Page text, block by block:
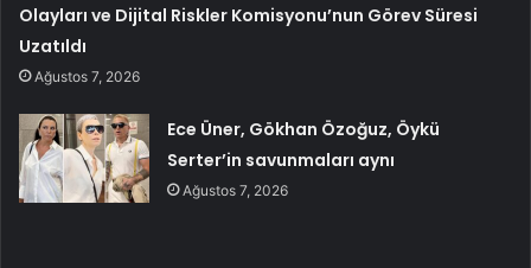
Olayları ve Dijital Riskler Komisyonu’nun Görev Süresi
Uzatıldı
Ağustos 7, 2026
Ece Üner, Gökhan Özoğuz, Öykü
Serter’in savunmaları aynı
Ağustos 7, 2026